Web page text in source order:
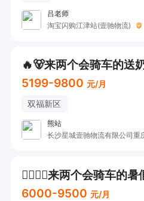
吕老师
淘宝闪购江津站(壹驰物流)
5199-9800 元/月
双福新区
熊站
长沙星城壹驰物流有限公司重
🚴‍♀️🚴‍♀️来两个会骑车的
6000-9500 元/月